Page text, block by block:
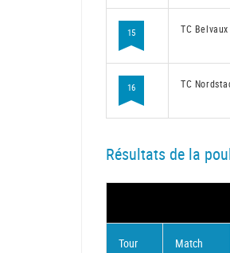
15 TC Belvaux
16 TC
Résultats de la
Tour Match